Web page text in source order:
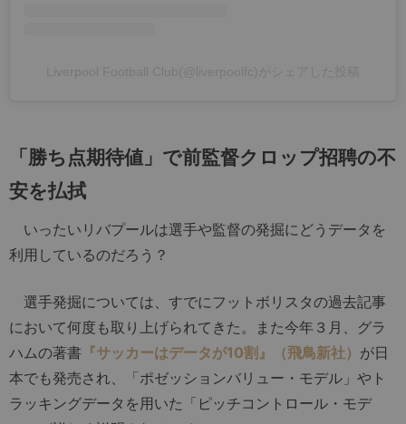
「勝ち点期待値」で前監督クロップ招聘の不
安を払拭
いったいリバプールは選手や監督の発掘にどうデータを
利用しているのだろう？
選手発掘については、すでにフットボリスタの過去記事
において何度も取り上げられてきた。また今年３月、グラ
ハムの著書 『サッカーはデータが10割』（飛鳥新社） が日
本でも発売され、「ポゼッションバリュー・モデル」やト
ラッキングデータを用いた「ピッチコントロール・モデ